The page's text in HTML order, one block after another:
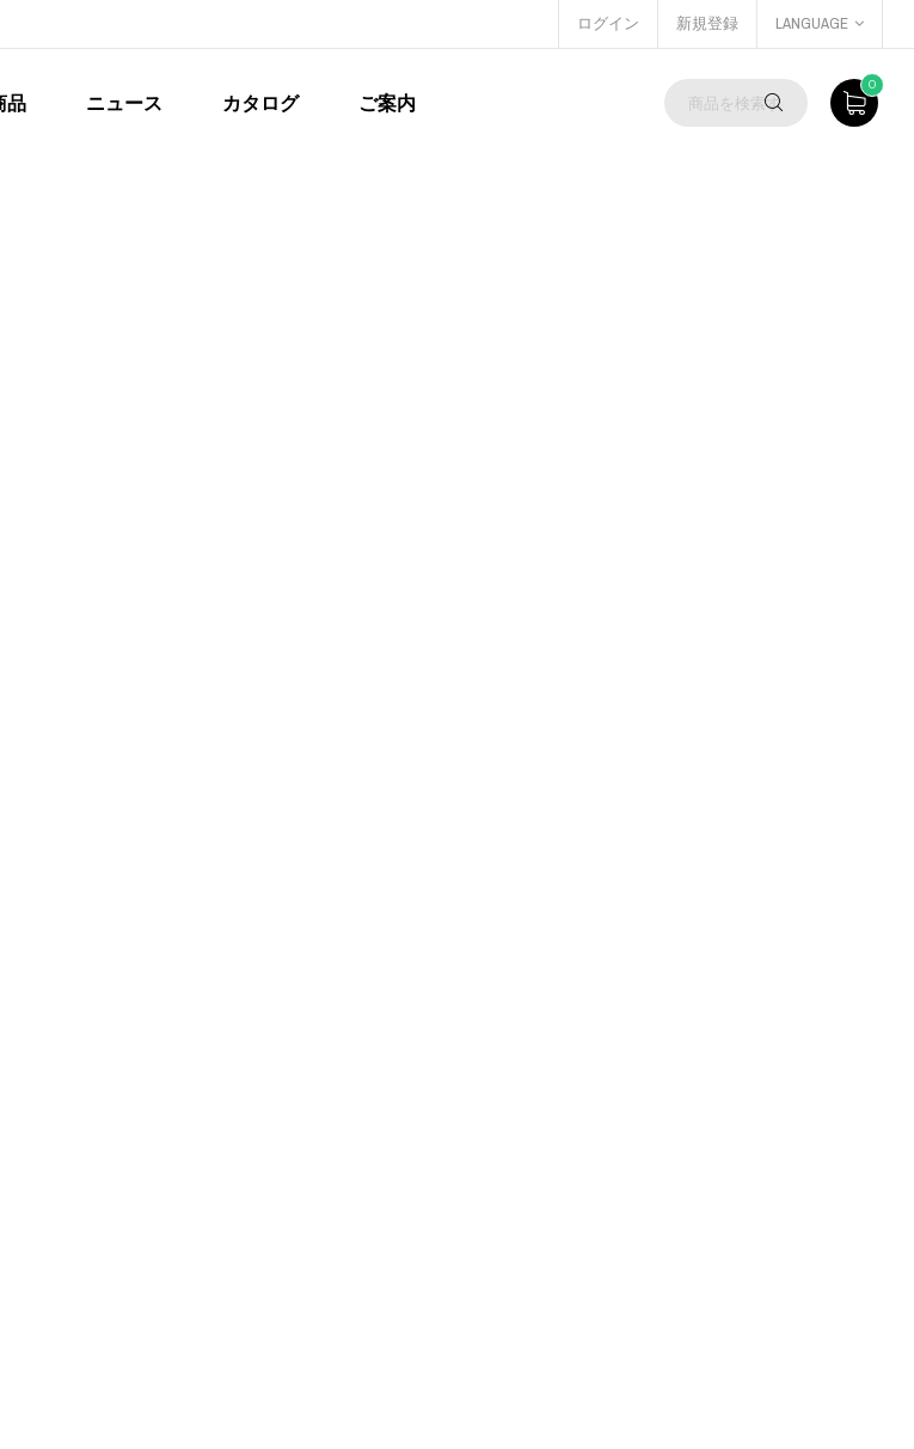
ログイン 新規登録 LANGUAGE
品 ニュース カタログ ご案内
0